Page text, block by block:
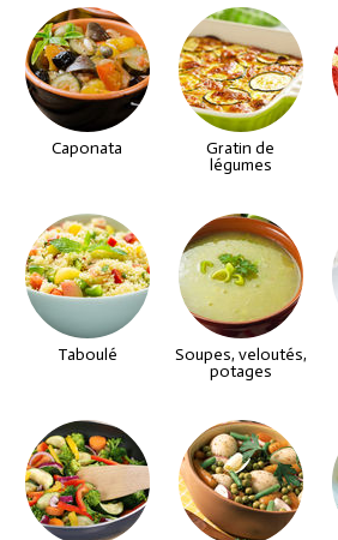
Caponata
Gratin de
légumes
Taboulé
Soupes, veloutés,
potages